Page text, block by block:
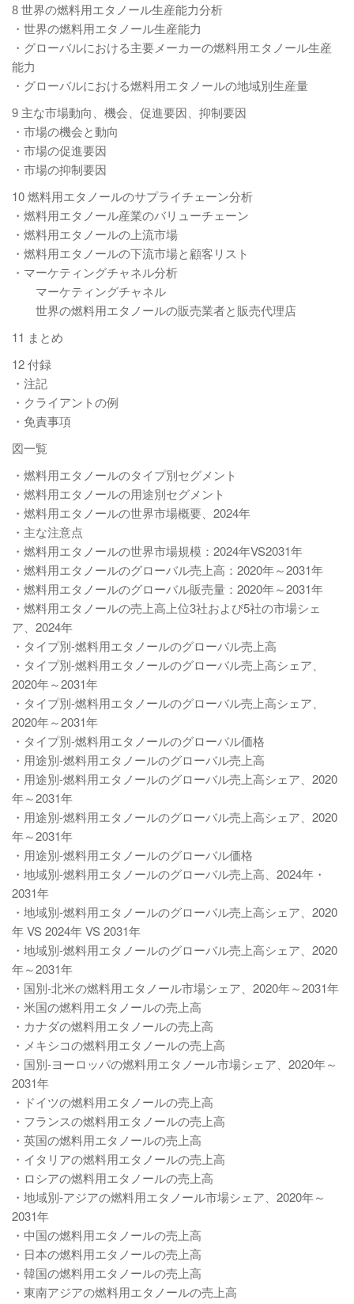
8 世界の燃料用エタノール生産能力分析
・世界の燃料用エタノール生産能力
・グローバルにおける主要メーカーの燃料用エタノール生産
能力
・グローバルにおける燃料用エタノールの地域別生産量
9 主な市場動向、機会、促進要因、抑制要因
・市場の機会と動向
・市場の促進要因
・市場の抑制要因
10 燃料用エタノールのサプライチェーン分析
・燃料用エタノール産業のバリューチェーン
・燃料用エタノールの上流市場
・燃料用エタノールの下流市場と顧客リスト
・マーケティングチャネル分析
マーケティングチャネル
世界の燃料用エタノールの販売業者と販売代理店
11 まとめ
12 付録
・注記
・クライアントの例
・免責事項
図一覧
・燃料用エタノールのタイプ別セグメント
・燃料用エタノールの用途別セグメント
・燃料用エタノールの世界市場概要、2024年
・主な注意点
・燃料用エタノールの世界市場規模：2024年VS2031年
・燃料用エタノールのグローバル売上高：2020年～2031年
・燃料用エタノールのグローバル販売量：2020年～2031年
・燃料用エタノールの売上高上位3社および5社の市場シェ
ア、2024年
・タイプ別-燃料用エタノールのグローバル売上高
・タイプ別-燃料用エタノールのグローバル売上高シェア、
2020年～2031年
・タイプ別-燃料用エタノールのグローバル売上高シェア、
2020年～2031年
・タイプ別-燃料用エタノールのグローバル価格
・用途別-燃料用エタノールのグローバル売上高
・用途別-燃料用エタノールのグローバル売上高シェア、2020
年～2031年
・用途別-燃料用エタノールのグローバル売上高シェア、2020
年～2031年
・用途別-燃料用エタノールのグローバル価格
・地域別-燃料用エタノールのグローバル売上高、2024年・
2031年
・地域別-燃料用エタノールのグローバル売上高シェア、2020
年 VS 2024年 VS 2031年
・地域別-燃料用エタノールのグローバル売上高シェア、2020
年～2031年
・国別-北米の燃料用エタノール市場シェア、2020年～2031年
・米国の燃料用エタノールの売上高
・カナダの燃料用エタノールの売上高
・メキシコの燃料用エタノールの売上高
・国別-ヨーロッパの燃料用エタノール市場シェア、2020年～
2031年
・ドイツの燃料用エタノールの売上高
・フランスの燃料用エタノールの売上高
・英国の燃料用エタノールの売上高
・イタリアの燃料用エタノールの売上高
・ロシアの燃料用エタノールの売上高
・地域別-アジアの燃料用エタノール市場シェア、2020年～
2031年
・中国の燃料用エタノールの売上高
・日本の燃料用エタノールの売上高
・韓国の燃料用エタノールの売上高
・東南アジアの燃料用エタノールの売上高